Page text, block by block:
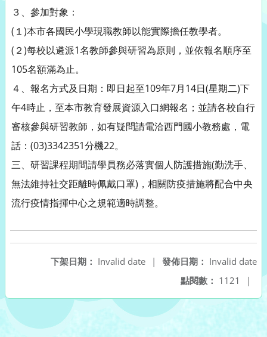
３、參加對象：
(１)本市各國民小學現職教師以能實際擔任教學者。
(２)每校以遴派1名教師參與研習為原則，並依報名順序至
105名額滿為止。
４、報名方式及日期：即日起至109年7月14日(星期二)下
午4時止，至本市教育發展資源入口網報名；並請各校自行
審核參與研習教師，如有疑問請電洽西門國小教務處，電
話：(03)3342351分機22。
三、研習課程期間請學員務必落實個人防護措施(勤洗手、
無法維持社交距離時佩戴口罩)，相關防疫措施將配合中央
流行疫情指揮中心之規範適時調整。
發佈日期： Invalid date
下架日期： Invalid date
|
點閱數： 1121 |